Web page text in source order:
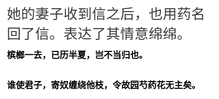
她的妻子收到信之后，也用药名
回了信。表达了其情意绵绵。
槟榔一去，已历半夏，岂不当归也。
谁使君子，寄奴缠绕他枝，令故园芍药花无主矣。